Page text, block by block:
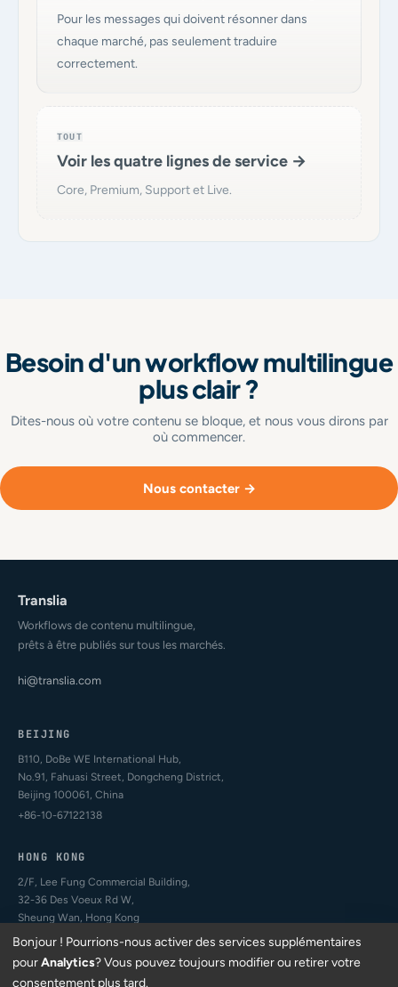
Pour les messages qui doivent résonner dans
chaque marché, pas seulement traduire
correctement.
TOUT
Voir les quatre lignes de service →
Core, Premium, Support et Live.
Besoin d'un workflow multilingue
plus clair ?
Dites-nous où votre contenu se bloque, et nous vous dirons par
où commencer.
Nous contacter →
Translia
Workflows de contenu multilingue,
prêts à être publiés sur tous les marchés.
hi@translia.com
BEIJING
B110, DoBe WE International Hub,
No.91, Fahuasi Street, Dongcheng District,
Beijing 100061, China
+86-10-67122138
HONG KONG
2/F, Lee Fung Commercial Building,
32-36 Des Voeux Rd W,
Sheung Wan, Hong Kong
+852-4407-2994
Bonjour ! Pourrions-nous activer des services supplémentaires
pourAnalytics? Vous pouvez toujours modifier ou retirer votre
consentement plus tard.